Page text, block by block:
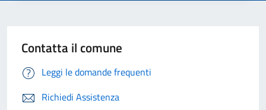
Contatta il comune
Leggi le domande frequenti
Richiedi Assistenza